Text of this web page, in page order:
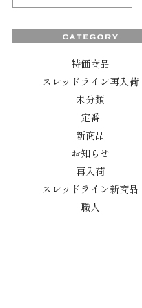
特価商品
スレッドライン再入荷
未分類
定番
新商品
お知らせ
再入荷
スレッドライン新商品
職人